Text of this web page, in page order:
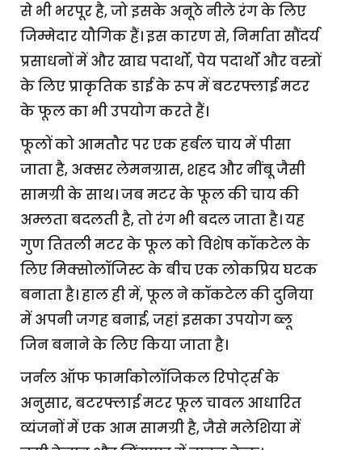
से भी भरपूर है, जो इसके अनूठे नीले रंग के लिए
जिम्मेदार यौगिक हैं। इस कारण से, निर्माता सौंदर्य
प्रसाधनों में और खाद्य पदार्थों, पेय पदार्थों और वस्त्रों
के लिए प्राकृतिक डाई के रूप में बटरफ्लाई मटर
के फूल का भी उपयोग करते हैं।
फूलों को आमतौर पर एक हर्बल चाय में पीसा
जाता है, अक्सर लेमनग्रास, शहद और नींबू जैसी
सामग्री के साथ। जब मटर के फूल की चाय की
अम्लता बदलती है, तो रंग भी बदल जाता है। यह
गुण तितली मटर के फूल को विशेष कॉकटेल के
लिए मिक्सोलॉजिस्ट के बीच एक लोकप्रिय घटक
बनाता है। हाल ही में, फूल ने कॉकटेल की दुनिया
में अपनी जगह बनाई, जहां इसका उपयोग ब्लू
जिन बनाने के लिए किया जाता है।
जर्नल ऑफ फार्माकोलॉजिकल रिपोर्ट्स के
अनुसार, बटरफ्लाई मटर फूल चावल आधारित
व्यंजनों में एक आम सामग्री है, जैसे मलेशिया में